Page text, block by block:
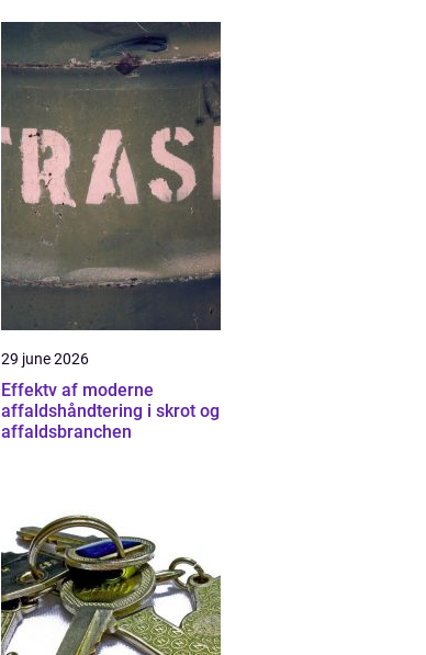
29 june 2026
Effektv af moderne
affaldshåndtering i skrot og
affaldsbranchen